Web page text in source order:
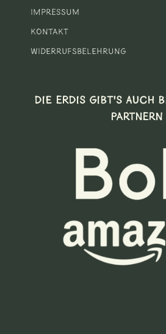
Impressum
Kontakt
Widerrufsbelehrung
DIE ERDIS GIBT’S AUCH
PARTNERN